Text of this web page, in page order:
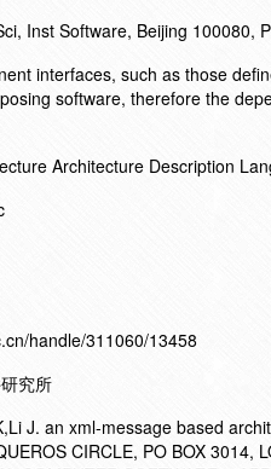
Inst Software, Beijing 100080,
interfaces, such as those
software, therefore the
Architecture Description
handle/311060/13458
究所
J. an xml-message based
CIRCLE, PO BOX 3014,